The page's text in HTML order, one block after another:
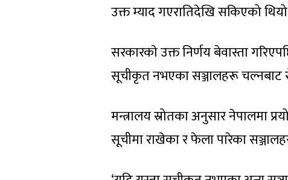
उक्त म्याद गएरातिदेखि सकिएको
सरकारकाे उक्त निर्णय बेवास्ता
सूचीकृत नभएका सञ्जालहरू चल्नबाट
मन्त्रालय स्रोतका अनुसार नेपालमा
सूचीमा राखेका र फेला पारेका